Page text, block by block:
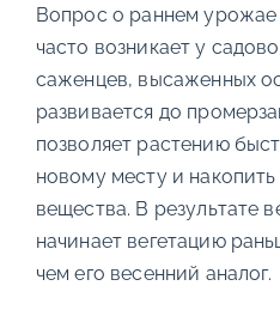
Вопрос о раннем
часто возникает у
саженцев, высаженных
развивается до
позволяет растению
новому месту и
вещества. В результате
начинает вегетацию
чем его весенний аналог.